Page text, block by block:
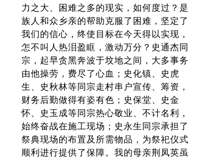
力之大、困难之多的现实，如何度过？是
族人和众乡亲的帮助克服了困难，坚定了
我们的信心，终使目标在今天得以实现，
怎不叫人热泪盈眶，激动万分？史通杰同
宗，起早贪黑奔波于坟地之间，大多事务
由他操劳，费尽了心血；史化镇、史虎
生、史秋林等同宗走村串户宣传、筹资，
财务后勤做得有姿有色；史保堂、史金
怀、史玉成等同宗热心敬业、不计名利，
始终奋战在施工现场；史永生同宗承担了
祭典现场的布置及所需物品，为祭祀仪式
顺利进行提供了保障。我的母亲荆凤英虽